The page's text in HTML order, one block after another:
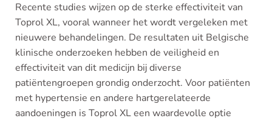
Recente studies wijzen op de sterke effectiviteit van
Toprol XL, vooral wanneer het wordt vergeleken met
nieuwere behandelingen. De resultaten uit Belgische
klinische onderzoeken hebben de veiligheid en
effectiviteit van dit medicijn bij diverse
patiëntengroepen grondig onderzocht. Voor patiënten
met hypertensie en andere hartgerelateerde
aandoeningen is Toprol XL een waardevolle optie